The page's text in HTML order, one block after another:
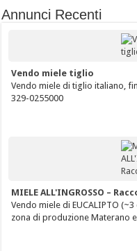
Annunci Recenti
Vendo miele tiglio
Vendo miele di tiglio italiano,
329-0255000
MIELE ALL'INGROSSO –
Vendo miele di EUCALIPTO
zona di produzione Materano